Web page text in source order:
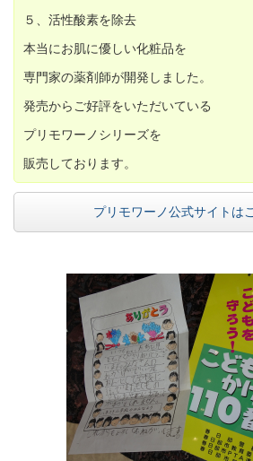
５、活性酸素を除去
本当にお肌に優しい化粧品を
専門家の薬剤師が開発しました。
発売からご好評をいただいている
プリモワーノシリーズを
販売しております。
プリモワーノ公式サイトは